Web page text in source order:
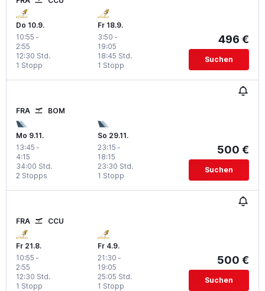
Do 10.9.
10:55 -
2:55
1 Stopp
12:30 Std.
Fr 18.9.
3:50 -
19:05
1 Stopp
18:45 Std.
496 €
Suchen
FRA BOM
Mo 9.11.
13:45 -
4:15
2 Stopps
34:00 Std.
So 29.11.
23:15 -
18:15
1 Stopp
23:30 Std.
500 €
Suchen
FRA CCU
Fr 21.8.
10:55 -
2:55
1 Stopp
12:30 Std.
Fr 4.9.
21:30 -
19:05
1 Stopp
25:05 Std.
500 €
Suchen